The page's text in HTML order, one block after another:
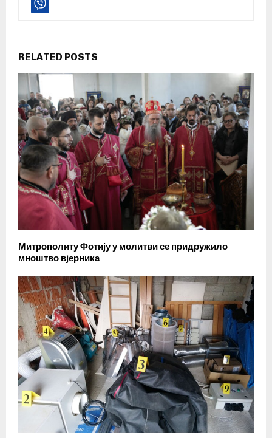
RELATED POSTS
Митрополиту Фотију у молитви се придружило
мноштво вјерника